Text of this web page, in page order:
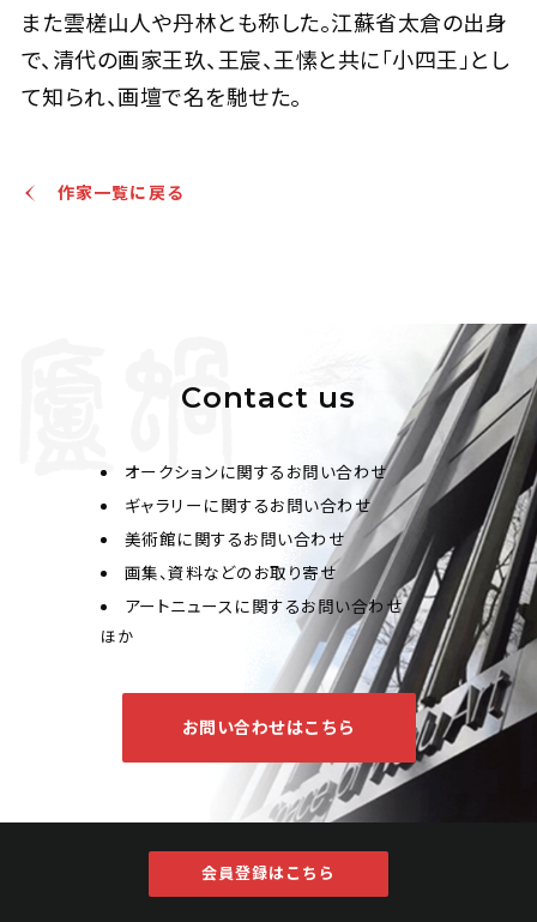
また雲槎山人や丹林とも称した。江蘇省太倉の出身
で、清代の画家王玖、王宸、王愫と共に「小四王」とし
て知られ、画壇で名を馳せた。
主催 Jo's Auction
開催 2025/04/17
予想価格
王昱 山水
Jo's Auction
JPY 10,000 - 30,000
公開終了
作家一覧に戻る
Contact us
オークションに関するお問い合わせ
ギャラリーに関するお問い合わせ
美術館に関するお問い合わせ
画集、資料などのお取り寄せ
アートニュースに関するお問い合わせ
ほか
お問い合わせはこちら
会員登録はこちら